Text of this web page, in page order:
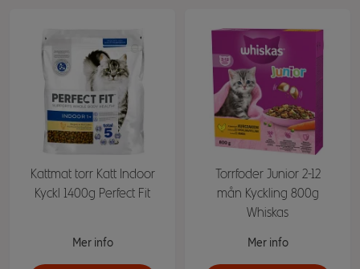
Kattmat torr Katt Indoor
Kyckl 1400g Perfect Fit
Mer info
Torrfoder Junior 2-12
mån Kyckling 800g
Whiskas
Mer info